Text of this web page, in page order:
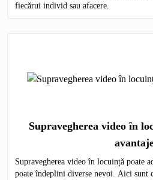
fiecărui individ sau afacere.
Supravegherea video în
Supravegherea video în locuință poate
poate îndeplini diverse nevoi. Aici sunt